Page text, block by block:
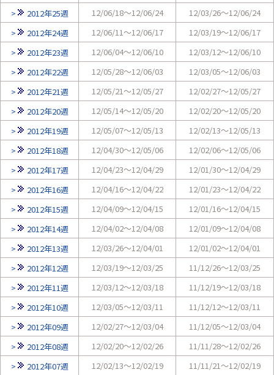
2012年25週
12/06/18～12/06/24
12/03/26～12/06/24
2012年24週
12/06/11～12/06/17
12/03/19～12/06/17
2012年23週
12/06/04～12/06/10
12/03/12～12/06/10
2012年22週
12/05/28～12/06/03
12/03/05～12/06/03
2012年21週
12/05/21～12/05/27
12/02/27～12/05/27
2012年20週
12/05/14～12/05/20
12/02/20～12/05/20
2012年19週
12/05/07～12/05/13
12/02/13～12/05/13
2012年18週
12/04/30～12/05/06
12/02/06～12/05/06
2012年17週
12/04/23～12/04/29
12/01/30～12/04/29
2012年16週
12/04/16～12/04/22
12/01/23～12/04/22
2012年15週
12/04/09～12/04/15
12/01/16～12/04/15
2012年14週
12/04/02～12/04/08
12/01/09～12/04/08
2012年13週
12/03/26～12/04/01
12/01/02～12/04/01
2012年12週
12/03/19～12/03/25
11/12/26～12/03/25
2012年11週
12/03/12～12/03/18
11/12/19～12/03/18
2012年10週
12/03/05～12/03/11
11/12/12～12/03/11
2012年09週
12/02/27～12/03/04
11/12/05～12/03/04
2012年08週
12/02/20～12/02/26
11/11/28～12/02/26
2012年07週
12/02/13～12/02/19 11/11/21～12/02/19